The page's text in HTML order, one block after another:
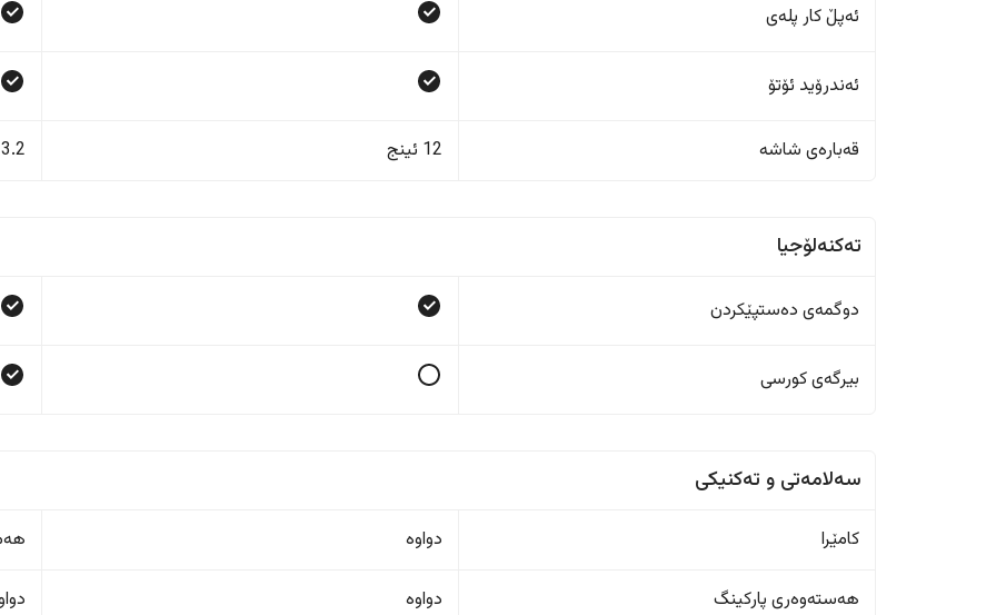
ئەپڵ کار پلەی
ئەندرۆید ئۆتۆ
قەبارەی شاشە 12 ئینج 13.2
تەکنەلۆجیا
دوگمەی دەستپێکردن
بیرگەی کورسی
سەلامەتی و تەکنیکی
کامێرا دواوە
هەستەوەری پارکینگ دواوە